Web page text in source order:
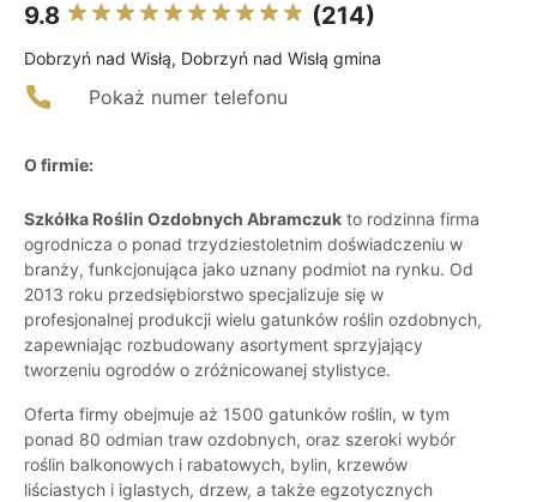
9.8 (214)
Dobrzyń nad Wisłą, Dobrzyń nad Wisłą gmina
Pokaż numer telefonu
O firmie:
Szkółka Roślin Ozdobnych Abramczuk to rodzinna firma
ogrodnicza o ponad trzydziestoletnim doświadczeniu w
branży, funkcjonująca jako uznany podmiot na rynku. Od
2013 roku przedsiębiorstwo specjalizuje się w
profesjonalnej produkcji wielu gatunków roślin ozdobnych,
zapewniając rozbudowany asortyment sprzyjający
tworzeniu ogrodów o zróżnicowanej stylistyce.
Oferta firmy obejmuje aż 1500 gatunków roślin, w tym
ponad 80 odmian traw ozdobnych, oraz szeroki wybór
roślin balkonowych i rabatowych, bylin, krzewów
liściastych i iglastych, drzew, a także egzotycznych